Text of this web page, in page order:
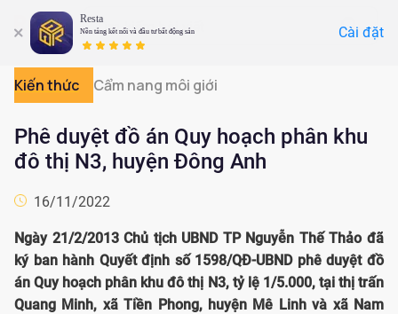
Resta
Nền tảng kết nối và đầu tư bất động sản Cài đặt
Kiến thức Cẩm nang môi giới
Phê duyệt đồ án Quy hoạch phân khu
đô thị N3, huyện Đông Anh
16/11/2022
Ngày 21/2/2013 Chủ tịch UBND TP Nguyễn Thế Thảo đã
ký ban hành Quyết định số 1598/QĐ-UBND phê duyệt đồ
án Quy hoạch phân khu đô thị N3, tỷ lệ 1/5.000, tại thị trấn
Quang Minh, xã Tiền Phong, huyện Mê Linh và xã Nam